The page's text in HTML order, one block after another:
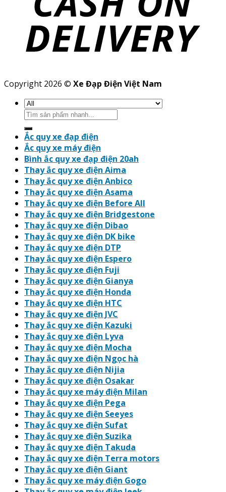
Copyright 2026 © Xe Đạp Điện Việt Nam
Search
for:
Ắc quy xe đạp điện
Ắc quy xe máy điện
Bình ắc quy xe đạp điện 20ah
Thay ắc quy xe điện Aima
Thay ắc quy xe điện Anbico
Thay ắc quy xe điện Asama
Thay ắc quy xe điện Before All
Thay ắc quy xe điện Bridgestone
Thay ắc quy xe điện Dibao
Thay ắc quy xe điện DK bike
Thay ắc quy xe điện DTP
Thay ắc quy xe điện Espero
Thay ắc quy xe điện Fuji
Thay ắc quy xe điện Gianya
Thay ắc quy xe điện Honda
Thay ắc quy xe điện HTC
Thay ắc quy xe điện JVC
Thay ắc quy xe điện Kazuki
Thay ắc quy xe điện Lyva
Thay ắc quy xe điện Mocha
Thay ắc quy xe điện Ngọc hà
Thay ắc quy xe điện Nijia
Thay ắc quy xe điện Osakar
Thay ắc quy xe máy điện Milan
Thay ắc quy xe điện Pega
Thay ắc quy xe điện Seeyes
Thay ắc quy xe điện Sufat
Thay ắc quy xe điện Suzika
Thay ắc quy xe điện Takuda
Thay ắc quy xe điện Terra motors
Thay ắc quy xe điện Giant
Thay ắc quy xe máy điện Gogo